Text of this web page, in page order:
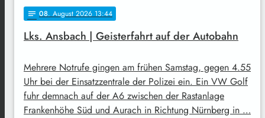
notes 08. August 2026 13:44
Lks. Ansbach | Geisterfahrt auf der Autobahn
Mehrere Notrufe gingen am frühen Samstag, gegen 4.55
Uhr bei der Einsatzzentrale der Polizei ein. Ein VW Golf
fuhr demnach auf der A6 zwischen der Rastanlage
Frankenhöhe Süd und Aurach in Richtung Nürnberg in …